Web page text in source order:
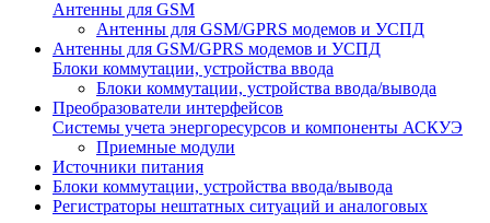
Антенны для GSM
Антенны для GSM/GPRS модемов и УСПД
Антенны для GSM/GPRS модемов и УСПД
Блоки коммутации, устройства ввода
Блоки коммутации, устройства ввода/вывода
Преобразователи интерфейсов
Системы учета энергоресурсов и компоненты АСКУЭ
Приемные модули
Источники питания
Блоки коммутации, устройства ввода/вывода
Регистраторы нештатных ситуаций и аналоговых